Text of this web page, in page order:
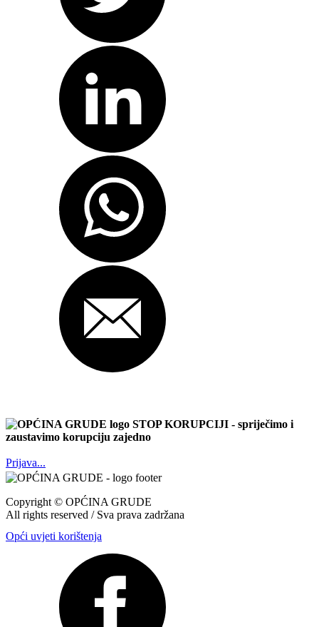
STOP KORUPCIJI - spriječimo i
zaustavimo korupciju zajedno
Prijava...
Copyright © OPĆINA GRUDE
All rights reserved / Sva prava zadržana
Opći uvjeti korištenja